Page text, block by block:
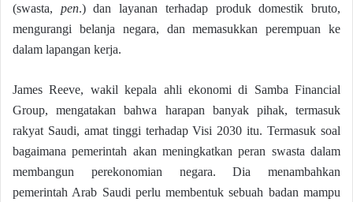
(swasta, pen.) dan layanan terhadap produk domestik bruto,
mengurangi belanja negara, dan memasukkan perempuan ke
dalam lapangan kerja.
James Reeve, wakil kepala ahli ekonomi di Samba Financial
Group, mengatakan bahwa harapan banyak pihak, termasuk
rakyat Saudi, amat tinggi terhadap Visi 2030 itu. Termasuk soal
bagaimana pemerintah akan meningkatkan peran swasta dalam
membangun perekonomian negara. Dia menambahkan
pemerintah Arab Saudi perlu membentuk sebuah badan mampu